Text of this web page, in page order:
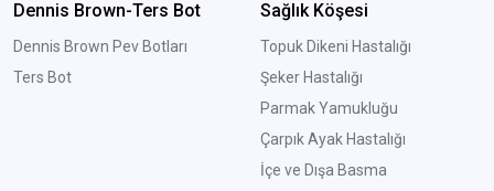
Dennis Brown-Ters Bot
Dennis Brown Pev Botları
Ters Bot
Sağlık Köşesi
Topuk Dikeni Hastalığı
Şeker Hastalığı
Parmak Yamukluğu
Çarpık Ayak Hastalığı
İçe ve Dışa Basma